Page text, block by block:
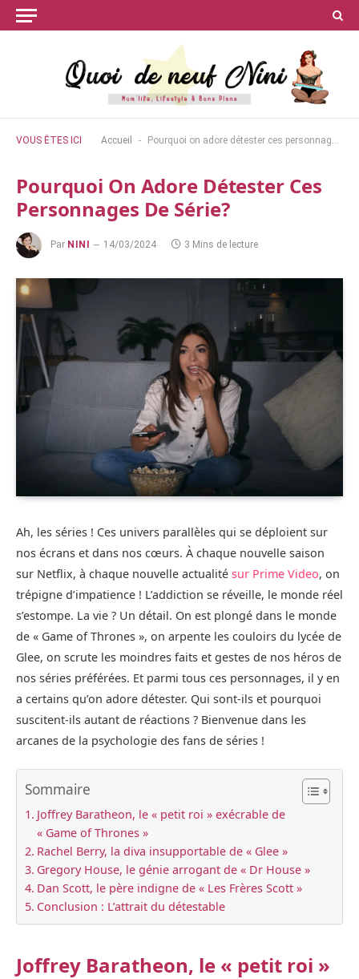
VOUS ÊTES ICI Accueil - Pourquoi on adore détester ces personnages de série?
Pourquoi On Adore Détester Ces
Personnages De Série?
Par NINI 14/03/2024 3 Mins de lecture
Ah, les séries ! Ces univers parallèles qui se déploient sur
nos écrans et dans nos cœurs. À chaque nouvelle saison
sur Netflix, à chaque nouvelle actualité sur Prime Video, on
trépigne d’impatience ! L’addiction se réveille, le monde réel
s’estompe. La vie ? Un détail. On est plongé dans le monde
de « Game of Thrones », on arpente les couloirs du lycée de
Glee, on scrute les moindres faits et gestes de nos héros de
nos séries préférées. Et parmi tous ces personnages, il y en
a certains qu’on adore détester. Qui sont-ils et pourquoi
suscitent-ils autant de réactions ? Bienvenue dans les
arcanes de la psychologie des fans de séries !
Sommaire
Joffrey Baratheon, le « petit roi » exécrable de
« Game of Thrones »
Rachel Berry, la diva insupportable de « Glee »
Gregory House, le génie arrogant de « Dr House »
Dan Scott, le père indigne de « Les Frères Scott »
Conclusion : L’attrait du détestable
Joffrey Baratheon, le « petit roi »